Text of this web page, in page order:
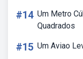
#14 Um Metro
Quadrados
#15 Um Aviao